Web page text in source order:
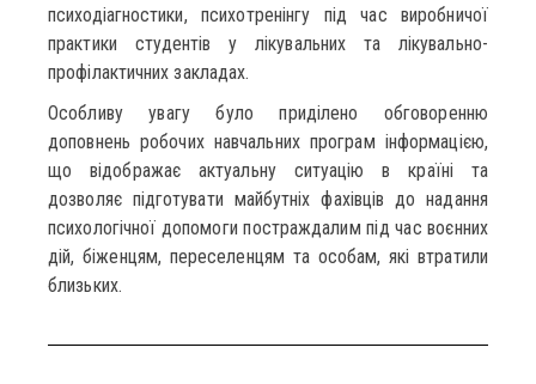
психодіагностики, психотренінгу під час виробничої
практики студентів у лікувальних та лікувально-
профілактичних закладах.
Особливу увагу було приділено обговоренню
доповнень робочих навчальних програм інформацією,
що відображає актуальну ситуацію в країні та
дозволяє підготувати майбутніх фахівців до надання
психологічної допомоги постраждалим під час воєнних
дій, біженцям, переселенцям та особам, які втратили
близьких.